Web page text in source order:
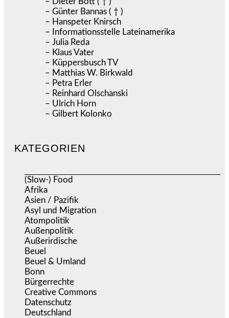
– Günter Bannas ( † )
– Hanspeter Knirsch
– Informationsstelle Lateinamerika
– Julia Reda
– Klaus Vater
– Küppersbusch TV
– Matthias W. Birkwald
– Petra Erler
– Reinhard Olschanski
– Ulrich Horn
– Gilbert Kolonko
KATEGORIEN
(Slow-) Food
Afrika
Asien / Pazifik
Asyl und Migration
Atompolitik
Außenpolitik
Außerirdische
Beuel
Beuel & Umland
Bonn
Bürgerrechte
Creative Commons
Datenschutz
Deutschland